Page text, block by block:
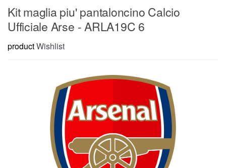
Kit maglia piu' pantaloncino Calcio
Ufficiale Arse - ARLA19C 6
productWishlist